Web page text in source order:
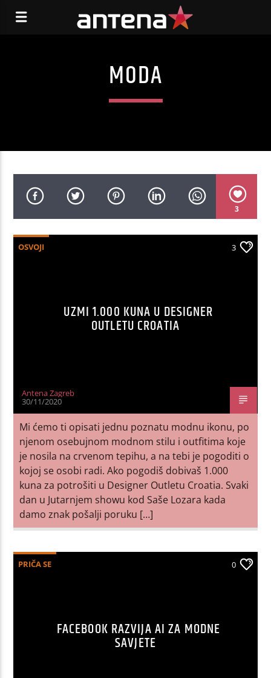
MODA
3
OSVOJI 3
UZMI 1.000 KUNA U DESIGNER
OUTLETU CROATIA
Antena Zagreb
30/11/2020
Mi ćemo ti opisati jednu poznatu modnu ikonu, po
njenom osebujnom modnom stilu i outfitima koje
je nosila na crvenom tepihu, a na tebi je pogoditi o
kojoj se osobi radi. Ako pogodiš dobivaš 1.000
kuna za potrošiti u Designer Outletu Croatia. Svaki
dan u Jutarnjem showu kod Saše Lozara kada
damo znak pošalji poruku […]
PRIČA SE 0
FACEBOOK RAZVIJA AI ZA MODNE
SAVJETE